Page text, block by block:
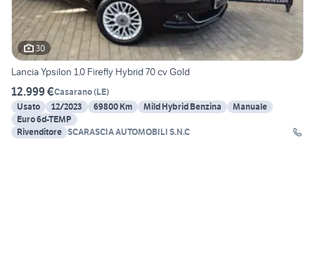
30
Lancia Ypsilon 1.0 Firefly Hybrid 70 cv Gold
12.999 €Casarano(LE)
Usato
12/2023 69800 Km Mild Hybrid Benzina
Manuale
Euro 6d-TEMP
Rivenditore SCARASCIA AUTOMOBILI S.N.C